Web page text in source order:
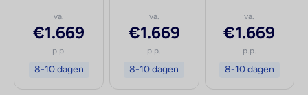
va.
€1.669
p.p.
8-10 dagen
va.
€1.669
p.p.
8-10 dagen
va.
€1.669
p.p.
8-10 dagen